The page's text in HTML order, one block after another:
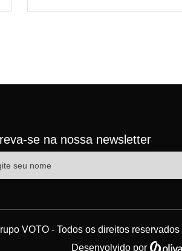
se na nossa newsletter
VOTO - Todos os direitos reservados |
Desenvolvido por